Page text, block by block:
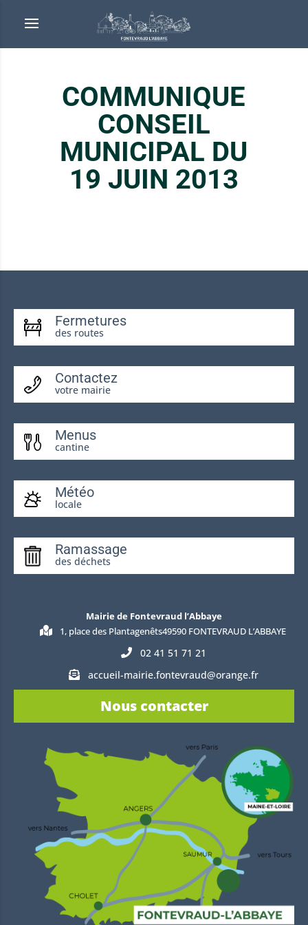
COMMUNIQUE
CONSEIL
MUNICIPAL DU
19 JUIN 2013
Fermetures
des routes
Contactez
votre mairie
Menus
cantine
Météo
locale
Ramassage
des déchets
Mairie de Fontevraud l’Abbaye
1, place des Plantagenêts49590 FONTEVRAUD L’ABBAYE
02 41 51 71 21
accueil-mairie.fontevraud@orange.fr
Nous contacter